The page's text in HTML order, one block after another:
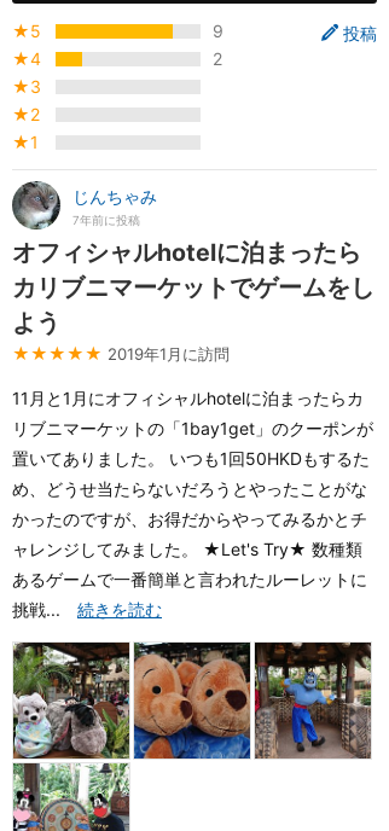
投稿
★5
9
★4
2
★3
★2
★1
じんちゃみ
7年前に投稿
オフィシャルhotelに泊まったら
カリブニマーケットでゲームをし
よう
★★★★★ 2019年1月に訪問
11月と1月にオフィシャルhotelに泊まったらカ
リブニマーケットの「1bay1get」のクーポンが
置いてありました。 いつも1回50HKDもするた
め、どうせ当たらないだろうとやったことがな
かったのですが、お得だからやってみるかとチ
ャレンジしてみました。 ★Let's Try★ 数種類
あるゲームで一番簡単と言われたルーレットに
挑戦... 続きを読む